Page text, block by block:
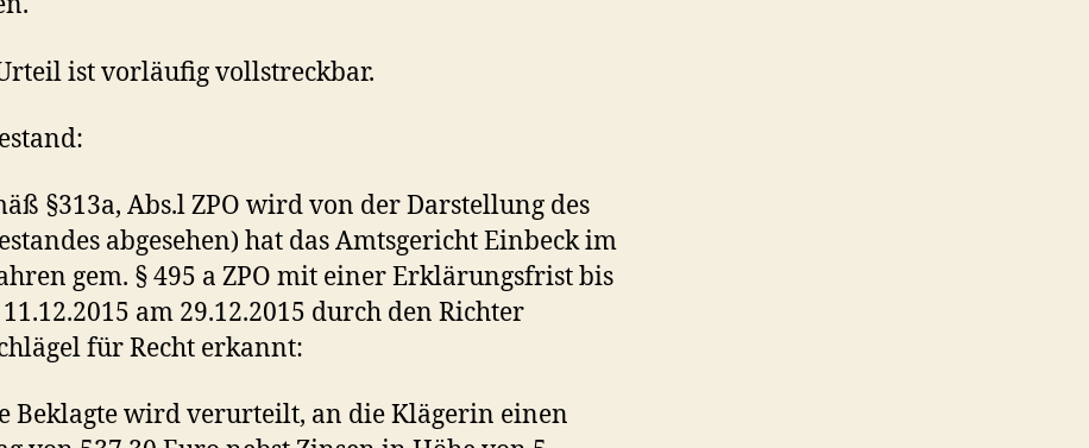
ist vorläufig vollstreckbar.
§313a, Abs.l ZPO wird von der Darstellung des
abgesehen) hat das Amtsgericht Einbeck im
gem. § 495 a ZPO mit einer Erklärungsfrist bis
am 29.12.2015 durch den Richter
für Recht erkannt:
Beklagte wird verurteilt, an die Klägerin einen